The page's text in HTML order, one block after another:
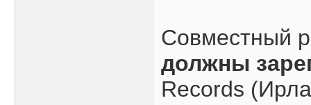
Совместный
должны
Records